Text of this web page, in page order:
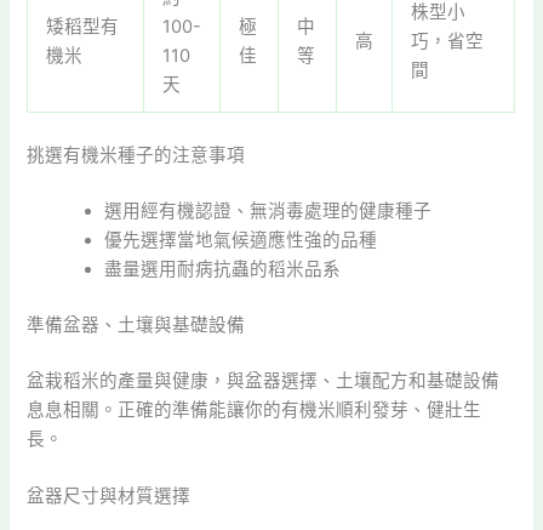
矮稻型有
機米
100-
110
天
極
佳
中
等
高
株型小
巧，省空
間
挑選有機米種子的注意事項
選用經有機認證、無消毒處理的健康種子
優先選擇當地氣候適應性強的品種
盡量選用耐病抗蟲的稻米品系
準備盆器、土壤與基礎設備
盆栽稻米的產量與健康，與盆器選擇、土壤配方和基礎設備
息息相關。正確的準備能讓你的有機米順利發芽、健壯生
長。
盆器尺寸與材質選擇